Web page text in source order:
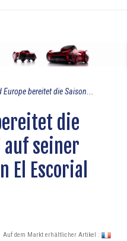
Europe bereitet die Saison...
die
auf seiner
Escorial
Auf dem Markt erhältlicher Artikel :